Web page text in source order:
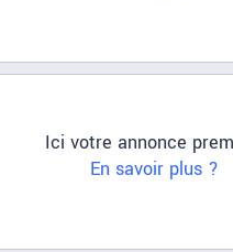
Ici votre annonce
En savoir plus ?